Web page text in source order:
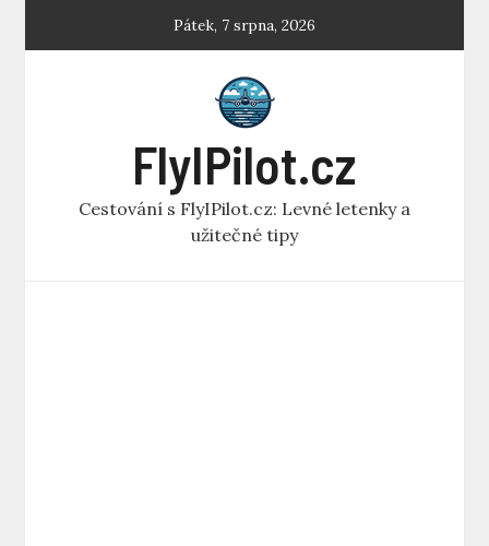
Pátek, 7 srpna, 2026
FlyIPilot.cz
Cestování s FlyIPilot.cz: Levné letenky a
užitečné tipy